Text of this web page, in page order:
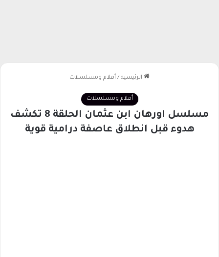
الرئيسية / أفلام ومسلسلات
أفلام ومسلسلات
مسلسل اورهان ابن عثمان الحلقة 8 تكشف
هدوء قبل انطلاق عاصفة درامية قوية